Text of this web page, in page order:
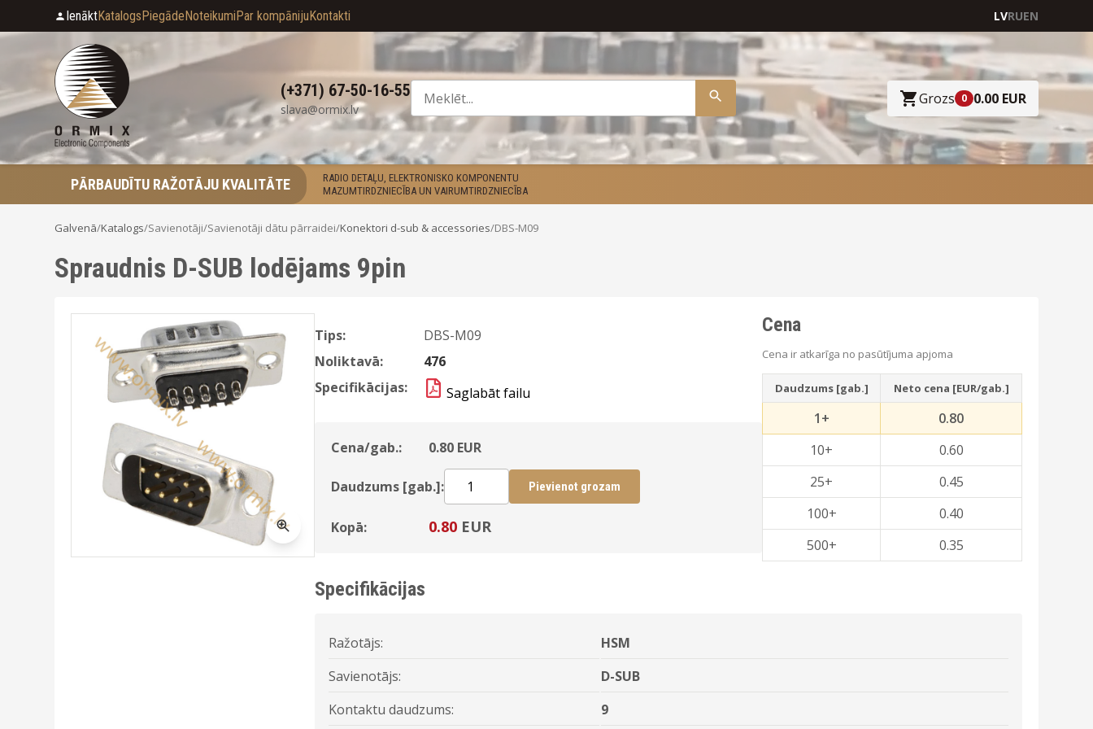
IenāktKatalogsPiegādeNoteikumiPar kompānijuKontakti LVRUEN
(+371) 67-50-16-55
slava@ormix.lv
Grozs 0 0.00 EUR
PĀRBAUDĪTU RAŽOTĀJU KVALITĀTE
RADIO DETAĻU, ELEKTRONISKO KOMPONENTU
MAZUMTIRDZNIECĪBA UN VAIRUMTIRDZNIECĪBA
Galvenā/Katalogs/Savienotāji/Savienotāji dātu pārraidei/Konektori d-sub & accessories/DBS-M09
Spraudnis D-SUB lodējams 9pin
Tips:
DBS-M09
Noliktavā:
476
Specifikācijas:
Saglabāt failu
Cena/gab.: 0.80 EUR
Daudzums [gab.]: Pievienot grozam
Kopā: 0.80 EUR
Cena
Cena ir atkarīga no pasūtījuma apjoma
Daudzums [gab.] Neto cena [EUR/gab.]
1+
0.80
10+
0.60
25+
0.45
100+
0.40
500+
0.35
Specifikācijas
Ražotājs:
HSM
Savienotājs:
D-SUB
Kontaktu daudzums:
9